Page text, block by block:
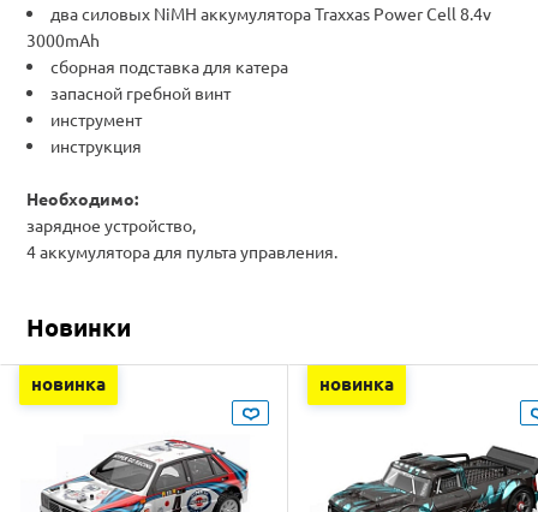
два силовых NiMH аккумулятора Traxxas Power Cell 8.4v
3000mAh
сборная подставка для катера
запасной гребной винт
инструмент
инструкция
Необходимо:
зарядное устройство,
4 аккумулятора для пульта управления.
Новинки
новинка новинка